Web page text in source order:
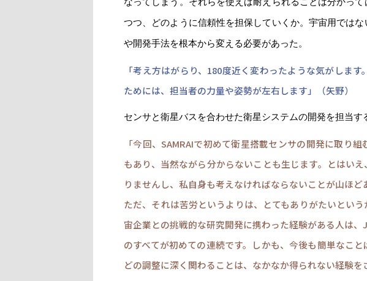
つつ、どのように信頼性を担保していくか。宇宙用では
や開発手法を根本から変える必要があった。
「考え方はがらり、180度近く変わったような気がしま
ためには、担当者の力量や姿勢が左右します」（矢野）
センサと衛星バスを合わせた衛星システムの開発を担当す
「今回、SAMRAIで初めて衛星搭載センサの開発に取り
もあり、当然ながら分からないことも生じます。とはい
りませんし、私自身も考えなければならないことが山ほど
ただ、それは苦労というよりは、とてもありがたいとい
宙企業との挑戦的な研究開発に携わった経験がある人は
のすべてが初めての連続です。しかも、今後も簡単なこ
どの調整に深く関わることは、なかなか得られない経験を